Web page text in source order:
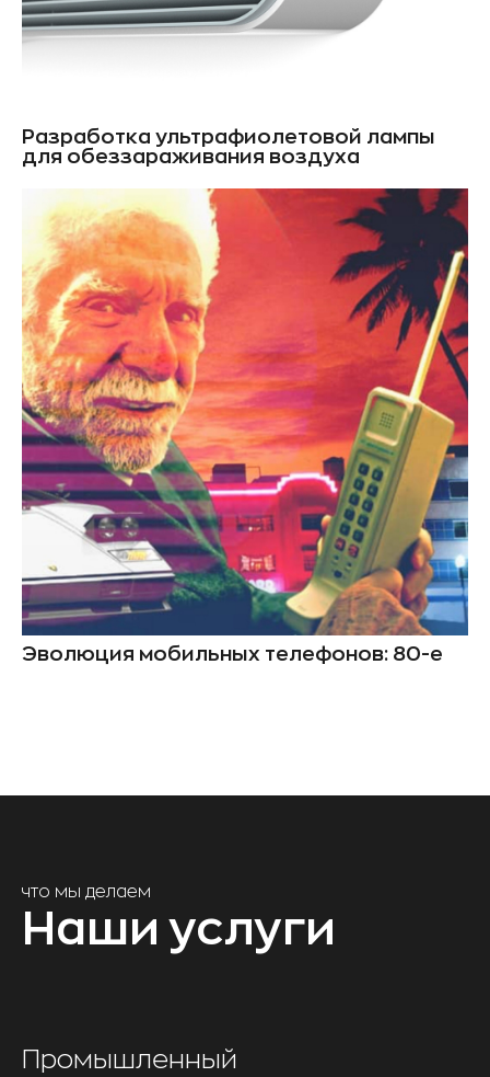
Разработка ультрафиолетовой лампы
для обеззараживания воздуха
Эволюция мобильных телефонов: 80-е
что мы делаем
Наши услуги
Промышленный